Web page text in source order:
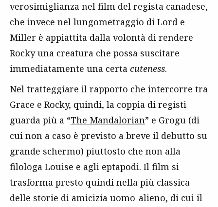
verosimiglianza nel film del regista canadese,
che invece nel lungometraggio di Lord e
Miller è appiattita dalla volontà di rendere
Rocky una creatura che possa suscitare
immediatamente una certa cuteness.
Nel tratteggiare il rapporto che intercorre tra
Grace e Rocky, quindi, la coppia di registi
guarda più a “The Mandalorian” e Grogu (di
cui non a caso è previsto a breve il debutto su
grande schermo) piuttosto che non alla
filologa Louise e agli eptapodi. Il film si
trasforma presto quindi nella più classica
delle storie di amicizia uomo-alieno, di cui il